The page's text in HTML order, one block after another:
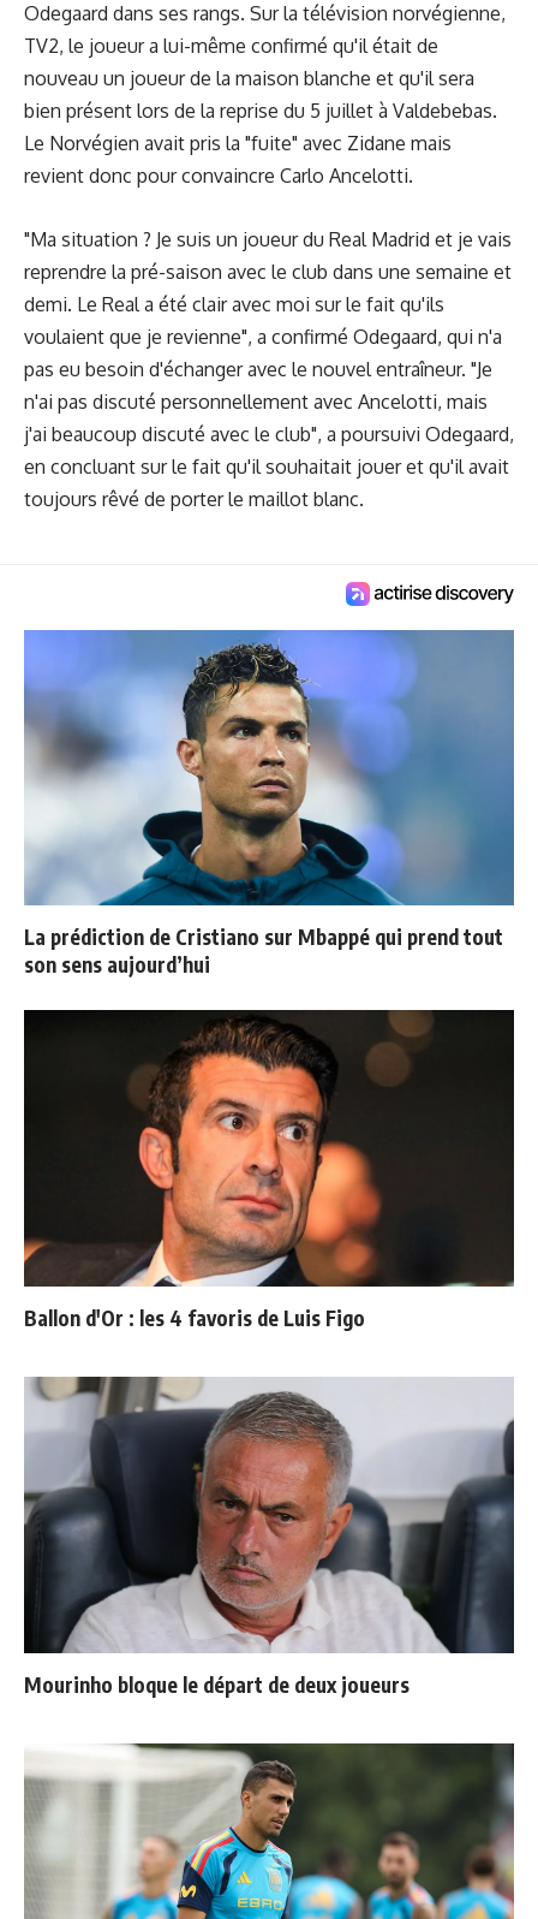
Odegaard dans ses rangs. Sur la télévision norvégienne,
TV2, le joueur a lui-même confirmé qu'il était de
nouveau un joueur de la maison blanche et qu'il sera
bien présent lors de la reprise du 5 juillet à Valdebebas.
Le Norvégien avait pris la "fuite" avec Zidane mais
revient donc pour convaincre Carlo Ancelotti.
"Ma situation ? Je suis un joueur du Real Madrid et je vais
reprendre la pré-saison avec le club dans une semaine et
demi. Le Real a été clair avec moi sur le fait qu'ils
voulaient que je revienne", a confirmé Odegaard, qui n'a
pas eu besoin d'échanger avec le nouvel entraîneur. "Je
n'ai pas discuté personnellement avec Ancelotti, mais
j'ai beaucoup discuté avec le club", a poursuivi Odegaard,
en concluant sur le fait qu'il souhaitait jouer et qu'il avait
toujours rêvé de porter le maillot blanc.
La prédiction de Cristiano sur Mbappé qui prend tout
son sens aujourd’hui
Ballon d'Or : les 4 favoris de Luis Figo
Mourinho bloque le départ de deux joueurs